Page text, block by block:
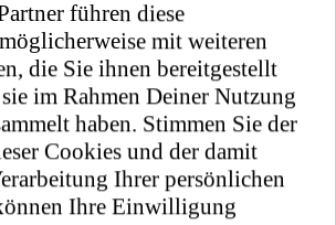
kg
cm
cm
cm
führen diese
mit weiteren
die Sie ihnen bereitgestellt
im Rahmen Deiner Nutzung
haben. Stimmen Sie der
Cookies und der damit
Ihrer persönlichen
Ihre Einwilligung